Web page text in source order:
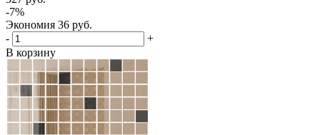
-7%
Экономия 36 руб.
-
+
В корзину